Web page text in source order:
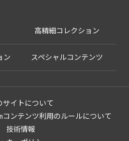
高精細コレクション
ン スペシャルコンテンツ
サイトについて
コンテンツ利用のルールについて
技術情報